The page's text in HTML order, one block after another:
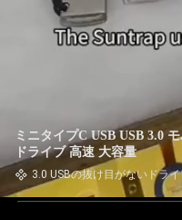
ミニタイプC USB USB 3.0
ドライブ 高速 大容量
3.0 USBの抜け目がないドラ